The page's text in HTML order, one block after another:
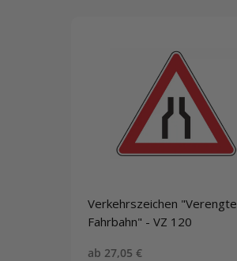
Verkehrszeichen "Verengte
Fahrbahn" - VZ 120
Sonderpreis
ab 27,05 €